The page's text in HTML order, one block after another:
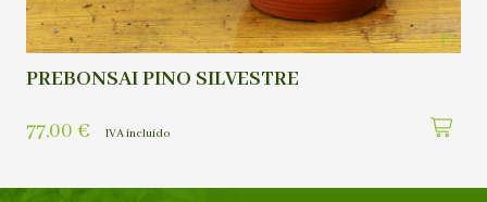
PREBONSAI PINO SILVESTRE
77,00 € IVA incluído